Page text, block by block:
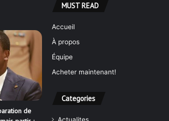
de
MUST READ
Accueil
À propos
Équipe
Acheter maintenant!
Categories